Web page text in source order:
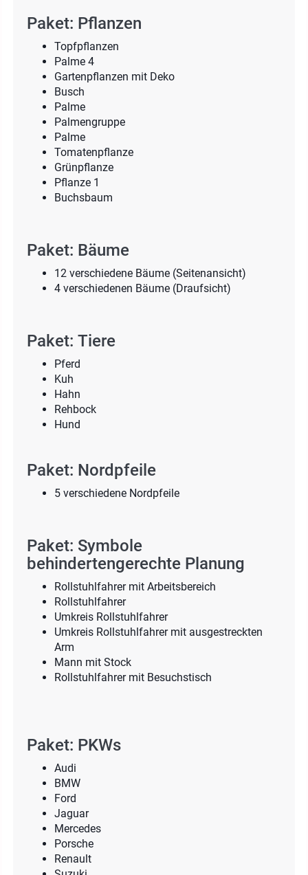
Paket: Pflanzen
Topfpflanzen
Palme 4
Gartenpflanzen mit Deko
Busch
Palme
Palmengruppe
Palme
Tomatenpflanze
Grünpflanze
Pflanze 1
Buchsbaum
Paket: Bäume
12 verschiedene Bäume (Seitenansicht)
4 verschiedenen Bäume (Draufsicht)
Paket: Tiere
Pferd
Kuh
Hahn
Rehbock
Hund
Paket: Nordpfeile
5 verschiedene Nordpfeile
Paket: Symbole
behindertengerechte Planung
Rollstuhlfahrer mit Arbeitsbereich
Rollstuhlfahrer
Umkreis Rollstuhlfahrer
Umkreis Rollstuhlfahrer mit ausgestreckten
Arm
Mann mit Stock
Rollstuhlfahrer mit Besuchstisch
Paket: PKWs
Audi
BMW
Ford
Jaguar
Mercedes
Porsche
Renault